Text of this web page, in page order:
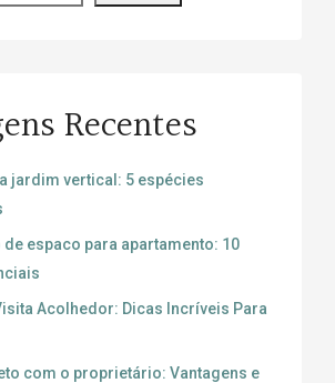
Recentes
jardim vertical: 5 espécies
espaco para apartamento: 10
Acolhedor: Dicas Incríveis Para
com o proprietário: Vantagens e